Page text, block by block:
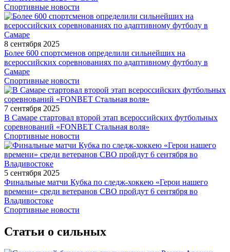
Спортивные новости
8 сентября 2025
Более 600 спортсменов определили сильнейших на
всероссийских соревнованиях по адаптивному футболу в
Самаре
Спортивные новости
7 сентября 2025
В Самаре стартовал второй этап всероссийских футбольных
соревнований «FONBET Стальная воля»
Спортивные новости
5 сентября 2025
Финальные матчи Кубка по следж-хоккею «Герои нашего
времени» среди ветеранов СВО пройдут 6 сентября во
Владивостоке
Спортивные новости
Статьи о сильных